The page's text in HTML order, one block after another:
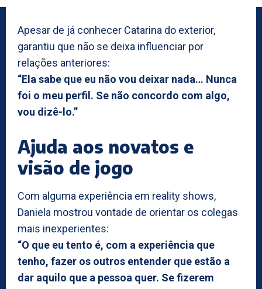
Apesar de já conhecer Catarina do exterior,
garantiu que não se deixa influenciar por
relações anteriores:
“Ela sabe que eu não vou deixar nada… Nunca
foi o meu perfil. Se não concordo com algo,
vou dizê-lo.”
Ajuda aos novatos e
visão de jogo
Com alguma experiência em reality shows,
Daniela mostrou vontade de orientar os colegas
mais inexperientes:
“O que eu tento é, com a experiência que
tenho, fazer os outros entender que estão a
dar aquilo que a pessoa quer. Se fizerem